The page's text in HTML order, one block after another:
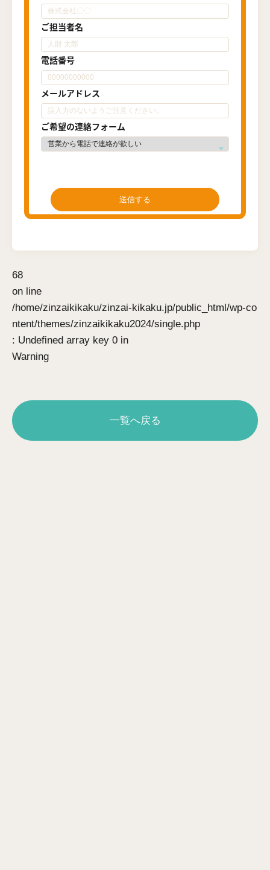
Warning
: Undefined array key 0 in
/home/zinzaikikaku/zinzai-kikaku.jp/public_html/wp-co
ntent/themes/zinzaikikaku2024/single.php
on line
68
ご担当者名
電話番号
メールアドレス
ご希望の連絡フォーム
一覧へ戻る